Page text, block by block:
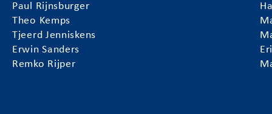
Paul Rijnsburger
Theo Kemps
Tjeerd Jenniskens
Erwin Sanders
Remko Rijper